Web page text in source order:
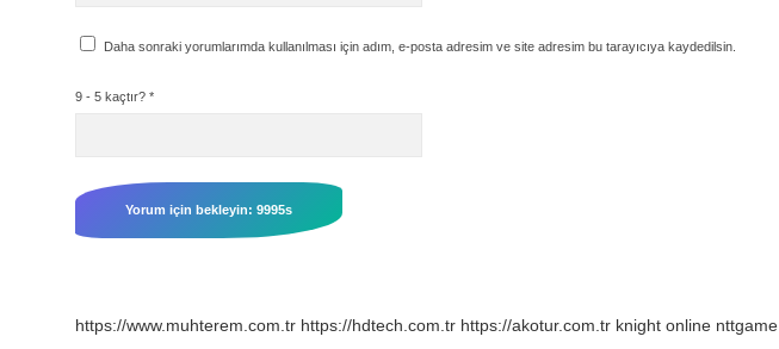
Daha sonraki yorumlarımda kullanılması için adım, e-posta adresim ve site adresim bu tarayıcıya kaydedilsin.
9 - 5 kaçtır? *
https://www.muhterem.com.tr https://hdtech.com.tr https://akotur.com.tr knight online nttgame